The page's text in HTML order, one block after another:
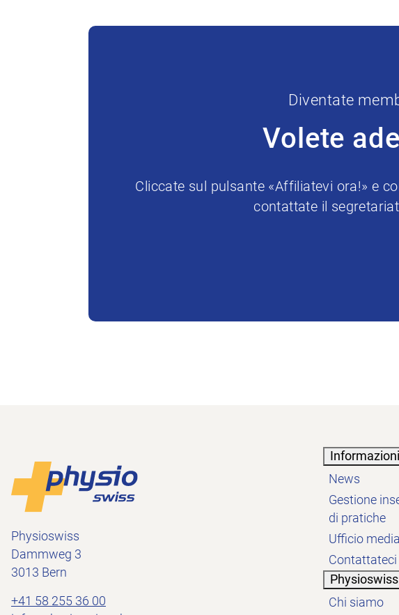
Diventate
Volete
Cliccate sul pulsante «Affiliatevi ora!» e
contattate il
Piè di pagina
Physioswiss
Dammweg 3
3013 Bern
+41 58 255 36 00
News
Gestione
di pratiche
Ufficio media
Contattateci
Chi siamo